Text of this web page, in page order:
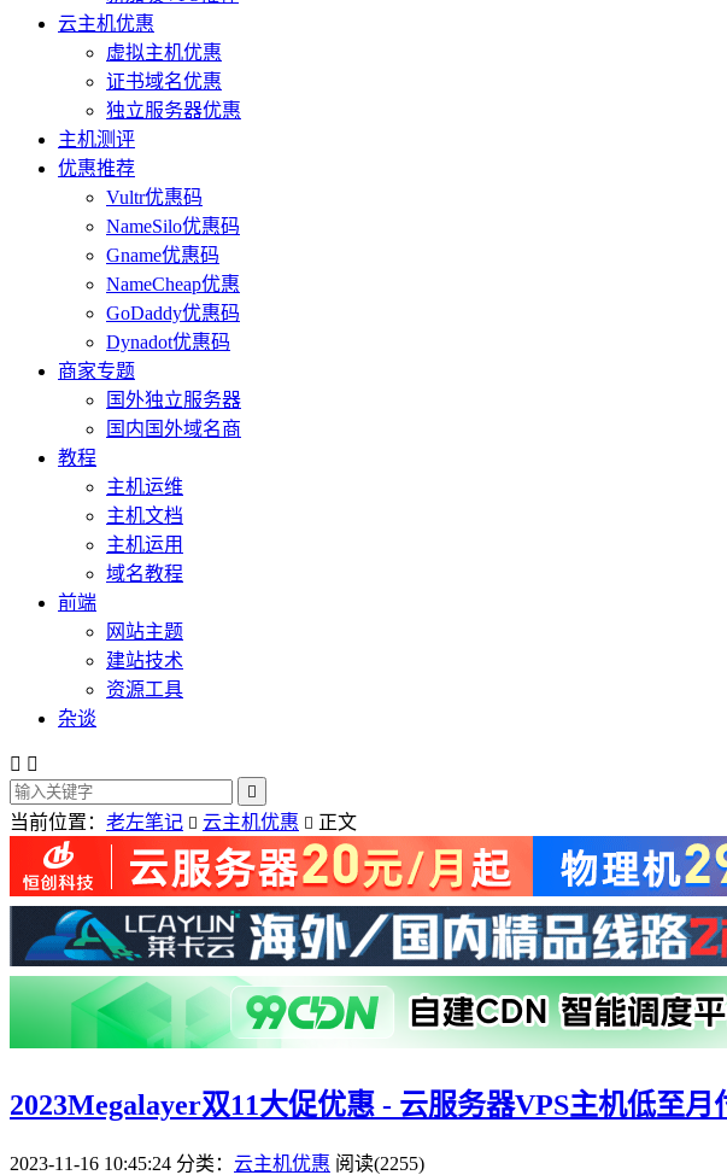
云主机优惠
虚拟主机优惠
证书域名优惠
独立服务器优惠
主机测评
优惠推荐
Vultr优惠码
NameSilo优惠码
Gname优惠码
NameCheap优惠
GoDaddy优惠码
Dynadot优惠码
商家专题
国外独立服务器
国内国外域名商
教程
主机运维
主机文档
主机运用
域名教程
前端
网站主题
建站技术
资源工具
杂谈
 

当前位置： 老左笔记  云主机优惠  正文
2023Megalayer双11大促优惠 - 云服务器VPS主机低至月
2023-11-16 10:45:24 分类： 云主机优惠 阅读(2255)